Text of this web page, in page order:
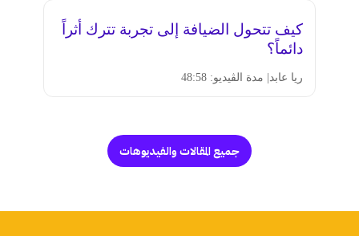
كيف تتحول الضيافة إلى تجربة تترك أثراً
دائماً؟
ريا عابد | مدة الڤيديو: 48:58
جميع المقالات والفيديوهات